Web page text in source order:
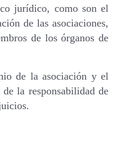
jurídico, como son el
de las asociaciones,
de los órganos de
de la asociación y el
la responsabilidad de